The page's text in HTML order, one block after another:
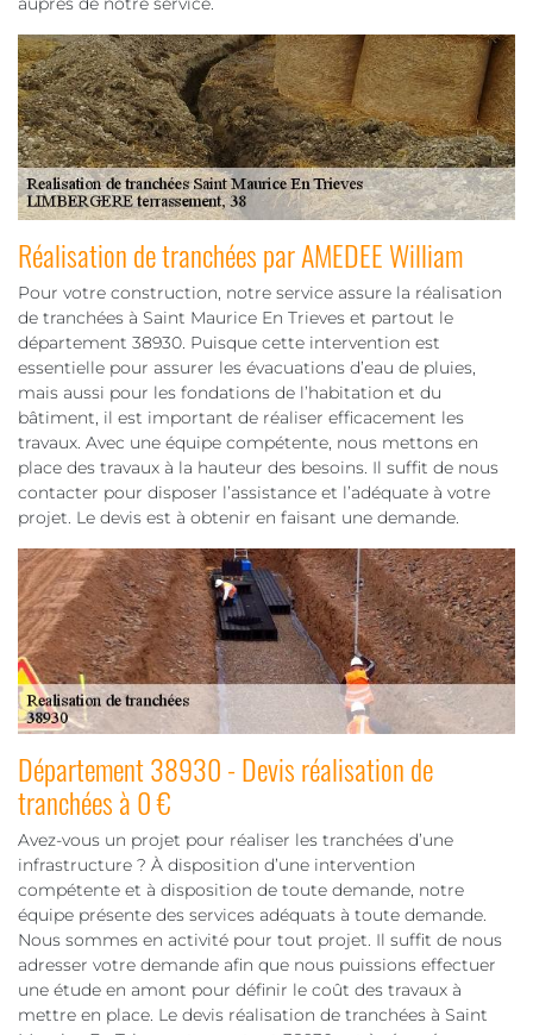
Réalisation de tranchées par AMEDEE William
Pour votre construction, notre service assure la réalisation
de tranchées à Saint Maurice En Trieves et partout le
département 38930. Puisque cette intervention est
essentielle pour assurer les évacuations d’eau de pluies,
mais aussi pour les fondations de l’habitation et du
bâtiment, il est important de réaliser efficacement les
travaux. Avec une équipe compétente, nous mettons en
place des travaux à la hauteur des besoins. Il suffit de nous
contacter pour disposer l’assistance et l’adéquate à votre
projet. Le devis est à obtenir en faisant une demande.
Département 38930 - Devis réalisation de
tranchées à 0 €
Avez-vous un projet pour réaliser les tranchées d’une
infrastructure ? À disposition d’une intervention
compétente et à disposition de toute demande, notre
équipe présente des services adéquats à toute demande.
Nous sommes en activité pour tout projet. Il suffit de nous
adresser votre demande afin que nous puissions effectuer
une étude en amont pour définir le coût des travaux à
mettre en place. Le devis réalisation de tranchées à Saint